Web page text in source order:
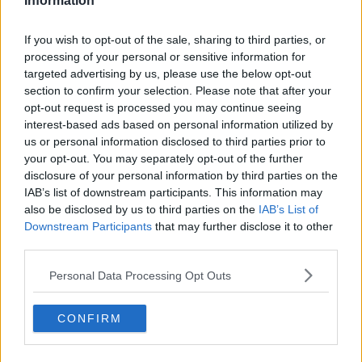
If you wish to opt-out of the sale, sharing to third parties, or
processing of your personal or sensitive information for
targeted advertising by us, please use the below opt-out
section to confirm your selection. Please note that after your
opt-out request is processed you may continue seeing
interest-based ads based on personal information utilized by
us or personal information disclosed to third parties prior to
your opt-out. You may separately opt-out of the further
disclosure of your personal information by third parties on the
IAB’s list of downstream participants. This information may
also be disclosed by us to third parties on the IAB’s List of
Downstream Participants that may further disclose it to other
Personal Data Processing Opt Outs
CONFIRM
Erdoğan e l'informazione
Capitol Hill un anno dopo
Desmond Tutu "la voce dei senza voce"
Natale da incubo per Boris Johnson
La questione Ucraina
Cipro, un ponte dove si mischiano le culture
Una vigilia di Natale per un nuovo Rais
La questione israelo-palestinese ignorata dal G20
Erdogan continua a sfidare l'Occidente
Libano, collasso economico e guerra civile
Johnson, da Trump a Biden alla Brexit
L'AUKUS e il Quad
Biden, primo presidente USA non in guerra
Papa Bergoglio vedrà Viktor Orbán
Bennet, un giorno in attesa di Biden
​La lenta agonia del Libano
Usa di nuovo al centro della geopolitica internazionale
L’appuntamento di Israele con il cambiamento
La farsa delle elezioni in Siria